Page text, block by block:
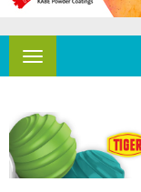
Rozwiń